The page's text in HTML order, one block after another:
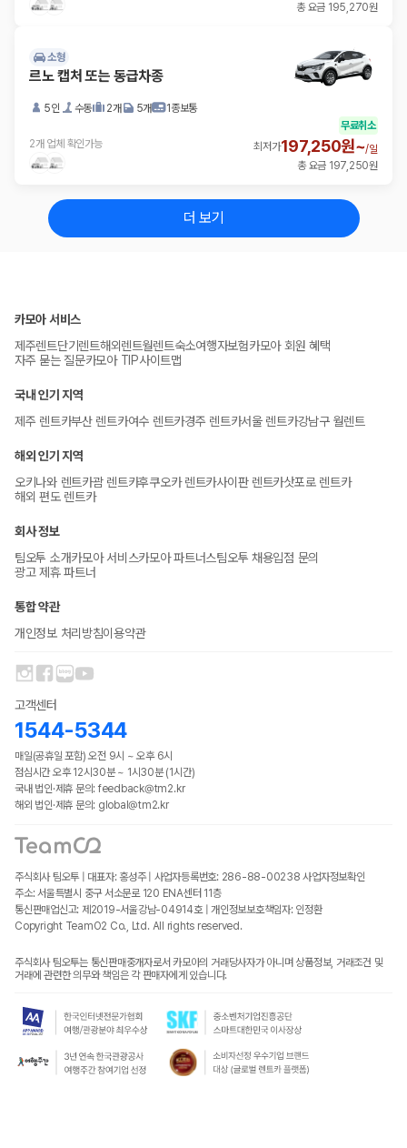
총 요금 195,270원
소형
르노 캡처 또는 동급차종
5인 수동 2개 5개 1종보통
2개 업체 확인가능
무료취소
최저가197,250원~/일
총 요금 197,250원
더 보기
카모아 서비스
제주렌트단기렌트해외렌트월렌트숙소여행자보험카모아 회원 혜택
자주 묻는 질문카모아 TIP사이트맵
국내 인기 지역
제주 렌트카부산 렌트카여수 렌트카경주 렌트카서울 렌트카강남구 월렌트
해외 인기 지역
오키나와 렌트카괌 렌트카후쿠오카 렌트카사이판 렌트카삿포로 렌트카
해외 편도 렌트카
회사 정보
팀오투 소개카모아 서비스카모아 파트너스팀오투 채용입점 문의
광고 제휴 파트너
통합 약관
개인정보 처리방침이용약관
고객센터
1544-5344
매일(공휴일 포함) 오전 9시 ~ 오후 6시
점심시간 오후 12시30분 ~ 1시30분 (1시간)
국내 법인·제휴 문의: feedback@tm2.kr
해외 법인·제휴 문의: global@tm2.kr
주식회사 팀오투 | 대표자: 홍성주 | 사업자등록번호: 286-88-00238 사업자정보확인
주소: 서울특별시 중구 서소문로 120 ENA센터 11층
통신판매업신고: 제2019-서울강남-04914호 | 개인정보보호책임자: 인정환
Copyright TeamO2 Co., Ltd. All rights reserved.
주식회사 팀오투는 통신판매중개자로서 카모아의 거래당사자가 아니며 상품정보, 거래조건 및
거래에 관련한 의무와 책임은 각 판매자에게 있습니다.